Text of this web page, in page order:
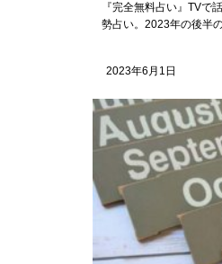
『完全無料占い』TVで
勢占い。2023年の後半
2023年6月1日